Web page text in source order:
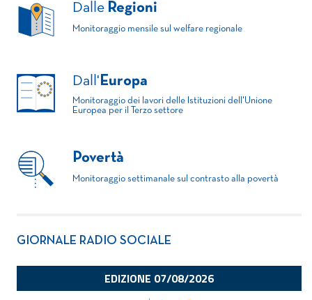
Dalle Regioni
Monitoraggio mensile sul welfare regionale
Dall' Europa
Monitoraggio dei lavori delle Istituzioni dell'Unione
Europea per il Terzo settore
Povertà
Monitoraggio settimanale sul contrasto alla povertà
GIORNALE RADIO SOCIALE